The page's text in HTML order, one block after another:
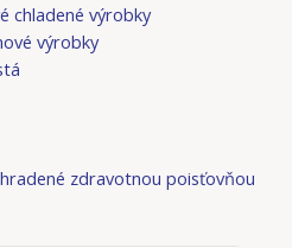
chladené výrobky
výrobky
zdravotnou poisťovňou